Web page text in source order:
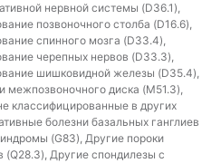
нервной системы (D36.1),
позвоночного столба (D16.6),
спинного мозга (D33.4),
черепных нервов (D33.3),
шишковидной железы (D35.4),
межпозвоночного диска (M51.3),
классифицированные в других
болезни базальных ганглиев
(G83), Другие пороки
(Q28.3), Другие спондилезы с